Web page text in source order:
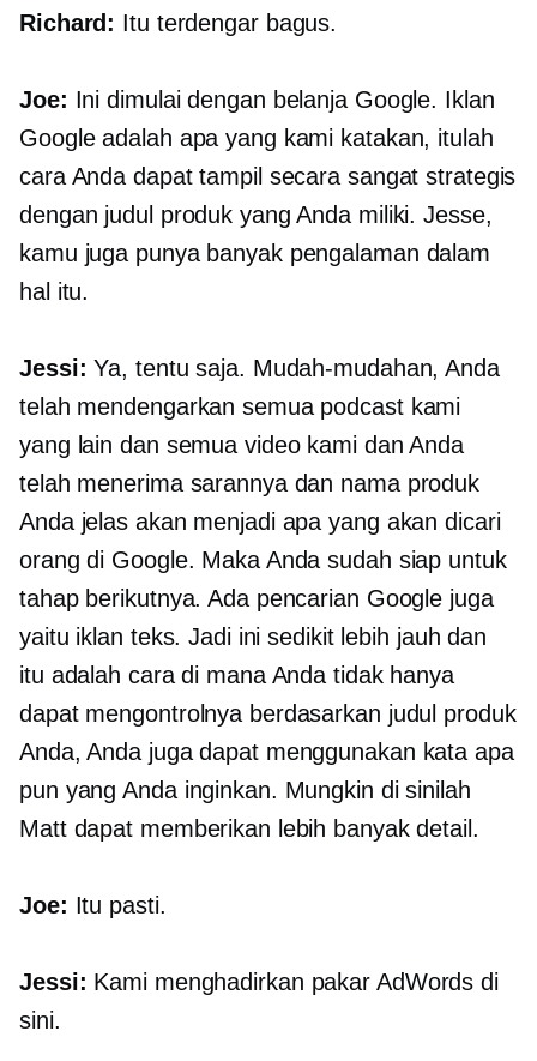
Richard: Itu terdengar bagus.
Joe: Ini dimulai dengan belanja Google. Iklan
Google adalah apa yang kami katakan, itulah
cara Anda dapat tampil secara sangat strategis
dengan judul produk yang Anda miliki. Jesse,
kamu juga punya banyak pengalaman dalam
hal itu.
Jessi: Ya, tentu saja. Mudah-mudahan, Anda
telah mendengarkan semua podcast kami
yang lain dan semua video kami dan Anda
telah menerima sarannya dan nama produk
Anda jelas akan menjadi apa yang akan dicari
orang di Google. Maka Anda sudah siap untuk
tahap berikutnya. Ada pencarian Google juga
yaitu iklan teks. Jadi ini sedikit lebih jauh dan
itu adalah cara di mana Anda tidak hanya
dapat mengontrolnya berdasarkan judul produk
Anda, Anda juga dapat menggunakan kata apa
pun yang Anda inginkan. Mungkin di sinilah
Matt dapat memberikan lebih banyak detail.
Joe: Itu pasti.
Jessi: Kami menghadirkan pakar AdWords di
sini.